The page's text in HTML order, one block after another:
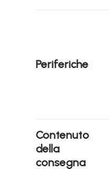
Periferiche
Contenuto
della
consegna